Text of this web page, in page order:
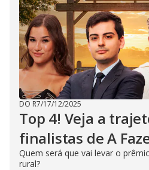
DO R7/17/12/2025
Top 4! Veja a
finalistas de A
Quem será que vai levar o
rural?